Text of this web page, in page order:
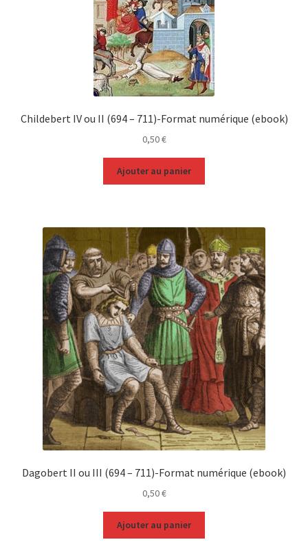
Childebert IV ou II (694 – 711)-Format numérique (ebook)
0,50€
Ajouter au panier
Dagobert II ou III (694 – 711)-Format numérique (ebook)
0,50€
Ajouter au panier